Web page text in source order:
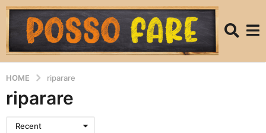
HOME riparare
riparare
Recent